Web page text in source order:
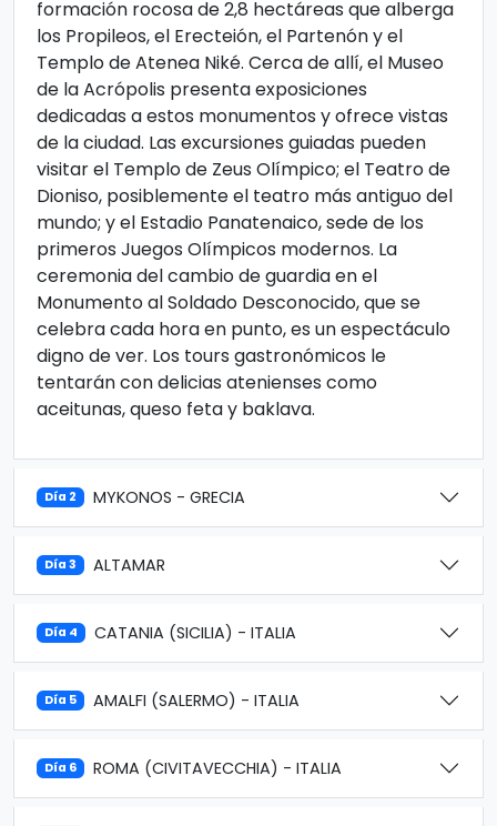
formación rocosa de 2,8 hectáreas que alberga
los Propileos, el Erecteión, el Partenón y el
Templo de Atenea Niké. Cerca de allí, el Museo
de la Acrópolis presenta exposiciones
dedicadas a estos monumentos y ofrece vistas
de la ciudad. Las excursiones guiadas pueden
visitar el Templo de Zeus Olímpico; el Teatro de
Dioniso, posiblemente el teatro más antiguo del
mundo; y el Estadio Panatenaico, sede de los
primeros Juegos Olímpicos modernos. La
ceremonia del cambio de guardia en el
Monumento al Soldado Desconocido, que se
celebra cada hora en punto, es un espectáculo
digno de ver. Los tours gastronómicos le
tentarán con delicias atenienses como
aceitunas, queso feta y baklava.
Día 2 MYKONOS - GRECIA
Día 3 ALTAMAR
Día 4 CATANIA (SICILIA) - ITALIA
Día 5 AMALFI (SALERMO) - ITALIA
Día 6 ROMA (CIVITAVECCHIA) - ITALIA